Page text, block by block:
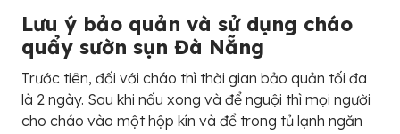
Lưu ý bảo quản và sử dụng cháo
quẩy sườn sụn Đà Nẵng
Trước tiên, đối với cháo thì thời gian bảo quản tối đa
là 2 ngày. Sau khi nấu xong và để nguội thì mọi người
cho cháo vào một hộp kín và để trong tủ lạnh ngăn